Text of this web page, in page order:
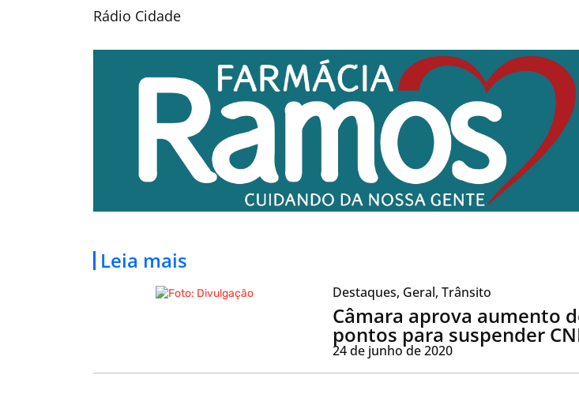
Rádio Cidade
Leia mais
Destaques, Geral, Trânsito
Câmara aprova aumento
pontos para suspender
24 de junho de 2020